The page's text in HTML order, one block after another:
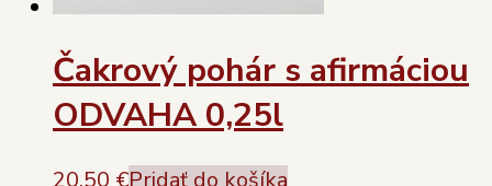
Čakrový pohár s afirmáciou
ODVAHA 0,25l